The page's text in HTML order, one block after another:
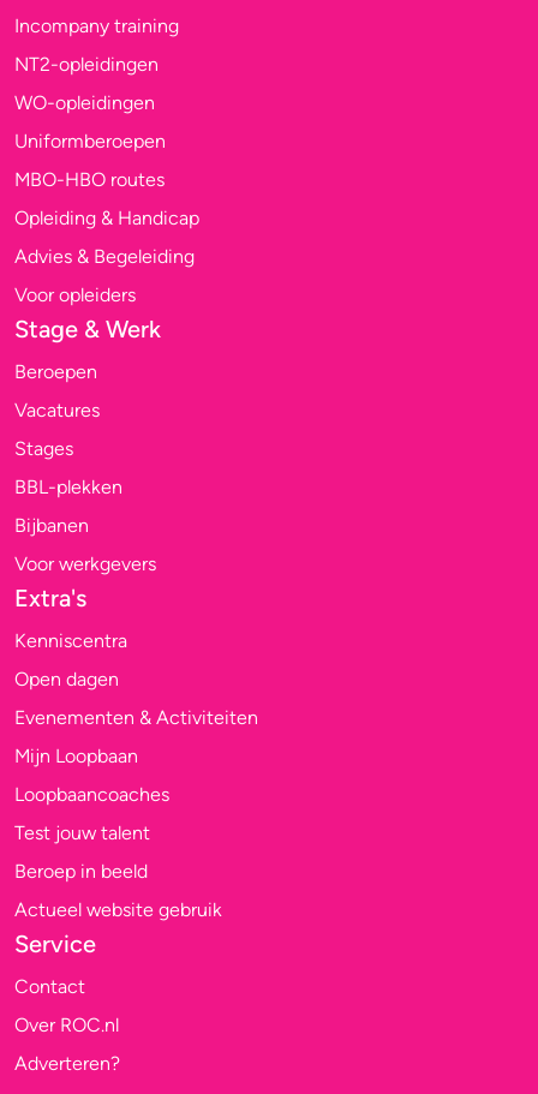
Incompany training
NT2-opleidingen
WO-opleidingen
Uniformberoepen
MBO-HBO routes
Opleiding & Handicap
Advies & Begeleiding
Voor opleiders
Stage & Werk
Beroepen
Vacatures
Stages
BBL-plekken
Bijbanen
Voor werkgevers
Extra's
Kenniscentra
Open dagen
Evenementen & Activiteiten
Mijn Loopbaan
Loopbaancoaches
Test jouw talent
Beroep in beeld
Actueel website gebruik
Service
Contact
Over ROC.nl
Adverteren?